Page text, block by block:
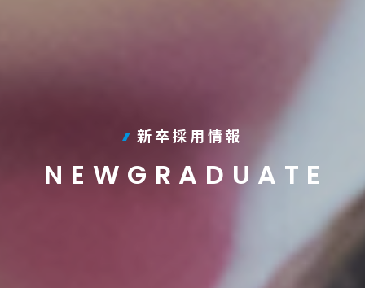
新卒採用情報
NEWGRADUATE